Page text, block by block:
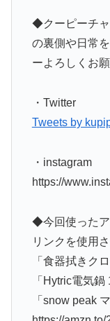
◆クーピーチャ
の裏側や日常
ーよろしくお
・Twitter
Tweets by
・instagram
https://
◆今回使った
リンクを使用
「食器拭きク
「Hytric電気
「snow peak